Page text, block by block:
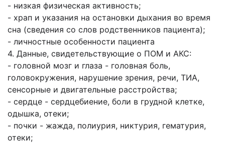
- низкая физическая активность;
- храп и указания на остановки дыхания во время
сна (сведения со слов родственников пациента);
- личностные особенности пациента
4. Данные, свидетельствующие о ПОМ и АКС:
- головной мозг и глаза - головная боль,
головокружения, нарушение зрения, речи, ТИА,
сенсорные и двигательные расстройства;
- сердце - сердцебиение, боли в грудной клетке,
одышка, отеки;
- почки - жажда, полиурия, никтурия, гематурия,
отеки;